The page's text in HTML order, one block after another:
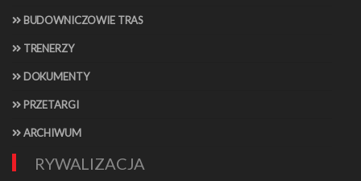
BUDOWNICZOWIE TRAS
TRENERZY
DOKUMENTY
PRZETARGI
ARCHIWUM
RYWALIZACJA